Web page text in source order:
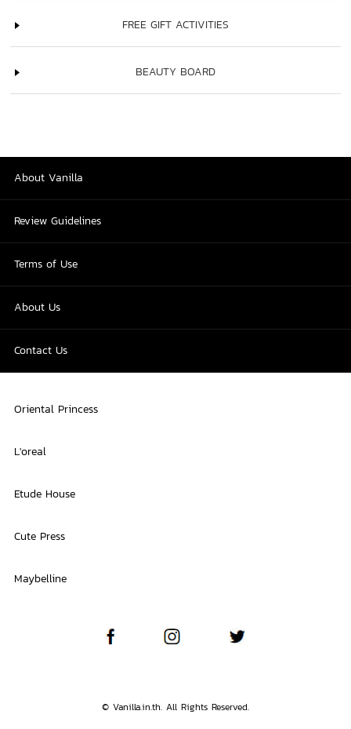
FREE GIFT ACTIVITIES
BEAUTY BOARD
About Vanilla
Review Guidelines
Terms of Use
About Us
Contact Us
Oriental Princess
L'oreal
Etude House
Cute Press
Maybelline
© Vanilla.in.th. All Rights Reserved.